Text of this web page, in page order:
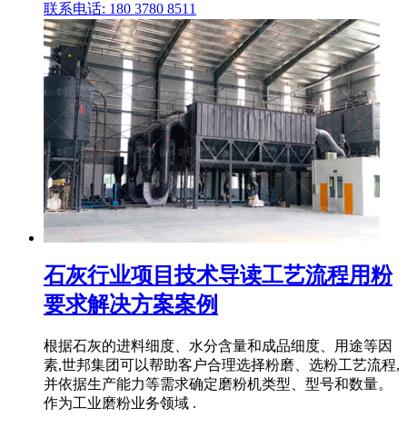
联系电话: 180 3780 8511
石灰行业项目技术导读工艺流程用粉
要求解决方案案例
根据石灰的进料细度、水分含量和成品细度、用途等因
素,世邦集团可以帮助客户合理选择粉磨、选粉工艺流程,
并依据生产能力等需求确定磨粉机类型、型号和数量。
作为工业磨粉业务领域 .